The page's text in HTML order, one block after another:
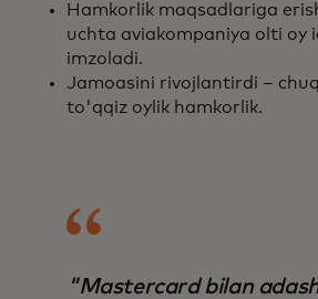
Hamkorlik maqsadlariga
uchta aviakompaniya olti oy
imzoladi.
Jamoasini rivojlantirdi –
to'qqiz oylik hamkorlik.
"Mastercard bilan